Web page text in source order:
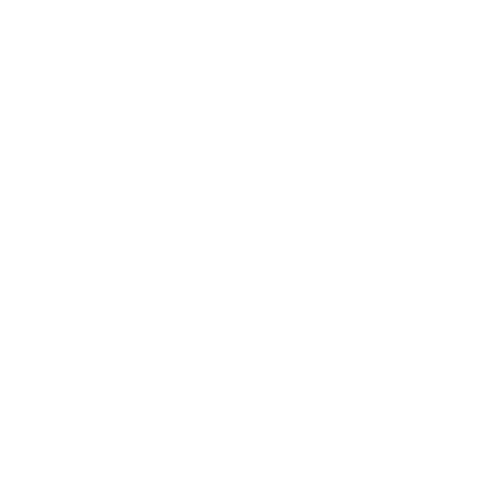
& ... & x_0^n \\1 & x_1 & x_1^2 & ... & x_1^n